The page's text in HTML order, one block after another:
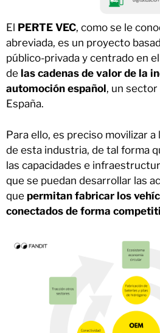
El PERTE VEC, como se le
abreviada, es un proyecto
público-privada y centrado en
de las cadenas de valor de la
automoción español, un
España.
Para ello, es preciso movilizar
de esta industria, de tal forma
las capacidades e
que se puedan desarrollar las
que permitan fabricar los
conectados de forma